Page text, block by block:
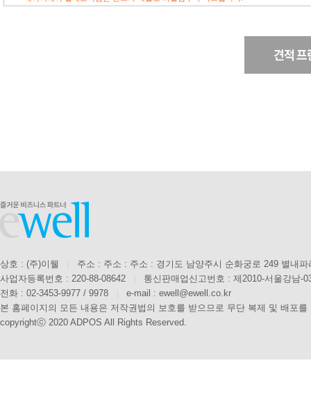
상호 : (주)이웰
주소 : 주소 : 주소 : 경기도 남양주시 순화궁로 249 별내
사업자등록번호 : 220-88-08642
통신판매업신고번호 : 제2010-서울강남-
전화 : 02-3453-9977 / 9978
e-mail : ewell@ewell.co.kr
본 홈페이지의 모든 내용은 저작권법의 보호를 받으므로 무단 복제 및 배포를
copyrightⓒ 2020 ADPOS All Rights Reserved.